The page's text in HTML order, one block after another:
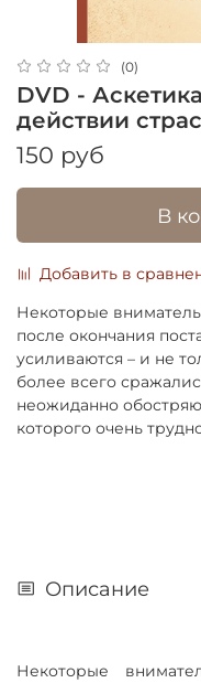
(0)
DVD -
действии
150 руб
В
Добавить в
Некоторые
после окончания
усиливаются – и не
более всего
неожиданно
которого очень
Описание
Некоторые